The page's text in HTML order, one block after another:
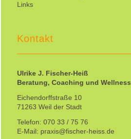
Links
Kontakt
Ulrike J. Fischer-Heiß
Beratung, Coaching und Wellness
Eichendorffstraße 10
71263 Weil der Stadt
Telefon: 070 33 / 75 76
E-Mail: praxis@fischer-heiss.de